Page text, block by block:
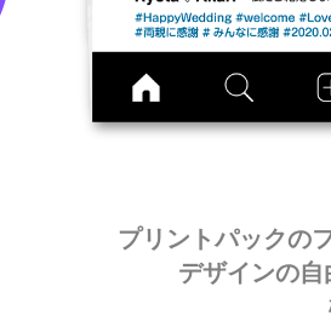
プリントパックの
デザインの